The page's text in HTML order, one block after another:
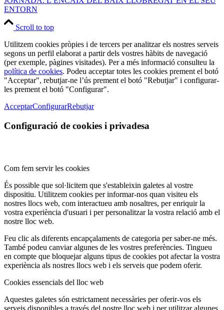
ENTORN
Scroll to top
Utilitzem cookies pròpies i de tercers per analitzar els nostres serveis
segons un perfil elaborat a partir dels vostres hàbits de navegació
(per exemple, pàgines visitades). Per a més informació consulteu la
política de cookies. Podeu acceptar totes les cookies prement el botó
"Acceptar", rebutjar-ne l’ús prement el botó "Rebutjar" i configurar-
les prement el botó "Configurar".
AcceptarConfigurarRebutjar
Configuració de cookies i privadesa
Com fem servir les cookies
És possible que sol·licitem que s'estableixin galetes al vostre
dispositiu. Utilitzem cookies per informar-nos quan visiteu els
nostres llocs web, com interactueu amb nosaltres, per enriquir la
vostra experiència d'usuari i per personalitzar la vostra relació amb el
nostre lloc web.
Feu clic als diferents encapçalaments de categoria per saber-ne més.
També podeu canviar algunes de les vostres preferències. Tingueu
en compte que bloquejar alguns tipus de cookies pot afectar la vostra
experiència als nostres llocs web i els serveis que podem oferir.
Cookies essencials del lloc web
Aquestes galetes són estrictament necessàries per oferir-vos els
serveis disponibles a través del nostre lloc web i per utilitzar algunes